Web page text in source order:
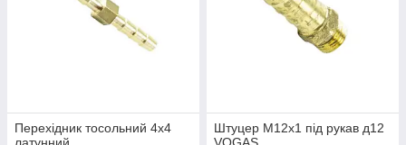
Перехідник тосольний 4x4
Штуцер М12х1 під рукав д12